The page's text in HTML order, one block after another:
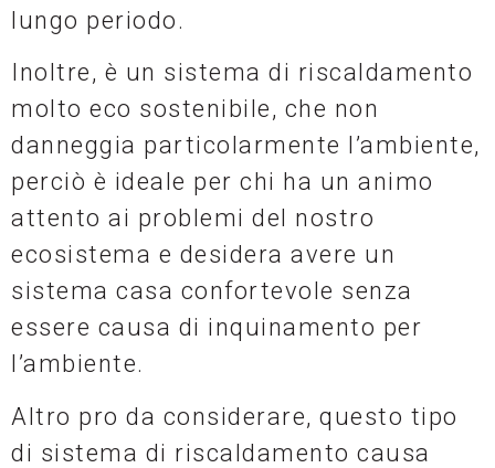
lungo periodo.
Inoltre, è un sistema di riscaldamento
molto eco sostenibile, che non
danneggia particolarmente l’ambiente,
perciò è ideale per chi ha un animo
attento ai problemi del nostro
ecosistema e desidera avere un
sistema casa confortevole senza
essere causa di inquinamento per
l’ambiente.
Altro pro da considerare, questo tipo
di sistema di riscaldamento causa